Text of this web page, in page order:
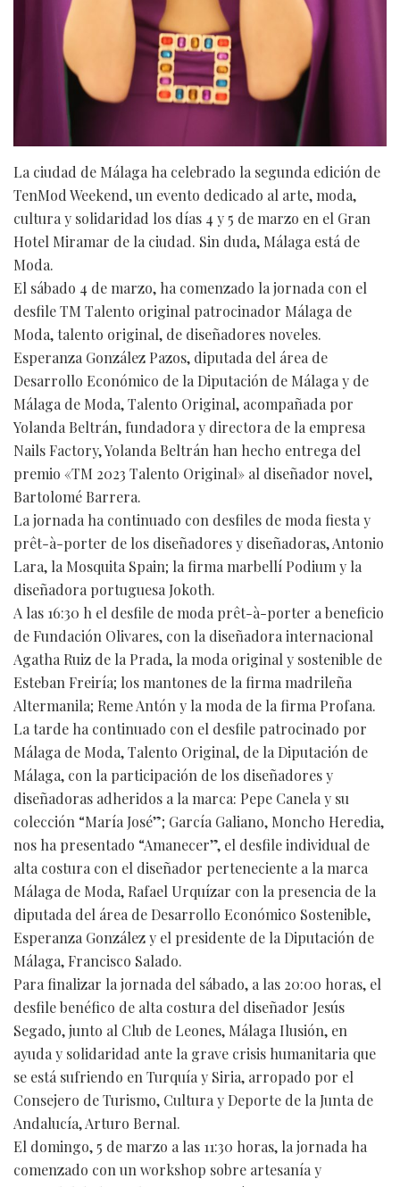
La ciudad de Málaga ha celebrado la segunda edición de
TenMod Weekend, un evento dedicado al arte, moda,
cultura y solidaridad los días 4 y 5 de marzo en el Gran
Hotel Miramar de la ciudad. Sin duda, Málaga está de
Moda.
El sábado 4 de marzo, ha comenzado la jornada con el
desfile TM Talento original patrocinador Málaga de
Moda, talento original, de diseñadores noveles.
Esperanza González Pazos, diputada del área de
Desarrollo Económico de la Diputación de Málaga y de
Málaga de Moda, Talento Original, acompañada por
Yolanda Beltrán, fundadora y directora de la empresa
Nails Factory, Yolanda Beltrán han hecho entrega del
premio «TM 2023 Talento Original» al diseñador novel,
Bartolomé Barrera.
La jornada ha continuado con desfiles de moda fiesta y
prêt-à-porter de los diseñadores y diseñadoras, Antonio
Lara, la Mosquita Spain; la firma marbellí Podium y la
diseñadora portuguesa Jokoth.
A las 16:30 h el desfile de moda prêt-à-porter a beneficio
de Fundación Olivares, con la diseñadora internacional
Agatha Ruiz de la Prada, la moda original y sostenible de
Esteban Freiría; los mantones de la firma madrileña
Altermanila; Reme Antón y la moda de la firma Profana.
La tarde ha continuado con el desfile patrocinado por
Málaga de Moda, Talento Original, de la Diputación de
Málaga, con la participación de los diseñadores y
diseñadoras adheridos a la marca: Pepe Canela y su
colección “María José”; García Galiano, Moncho Heredia,
nos ha presentado “Amanecer”, el desfile individual de
alta costura con el diseñador perteneciente a la marca
Málaga de Moda, Rafael Urquízar con la presencia de la
diputada del área de Desarrollo Económico Sostenible,
Esperanza González y el presidente de la Diputación de
Málaga, Francisco Salado.
Para finalizar la jornada del sábado, a las 20:00 horas, el
desfile benéfico de alta costura del diseñador Jesús
Segado, junto al Club de Leones, Málaga Ilusión, en
ayuda y solidaridad ante la grave crisis humanitaria que
se está sufriendo en Turquía y Siria, arropado por el
Consejero de Turismo, Cultura y Deporte de la Junta de
Andalucía, Arturo Bernal.
El domingo, 5 de marzo a las 11:30 horas, la jornada ha
comenzado con un workshop sobre artesanía y